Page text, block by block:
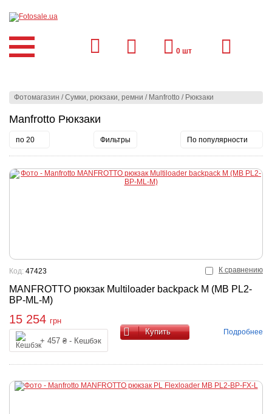
Фотомагазин /Сумки, рюкзаки, ремни / Manfrotto / Рюкзаки
Manfrotto Рюкзаки
по 20 Фильтры По популярности
К сравнению
MANFROTTO рюкзак Multiloader backpack M (MB PL2-
BP-ML-M)
Код: 47423
15 254 грн
+ 457 ₴ - Кешбэк
Купить Подробнее
0 шт